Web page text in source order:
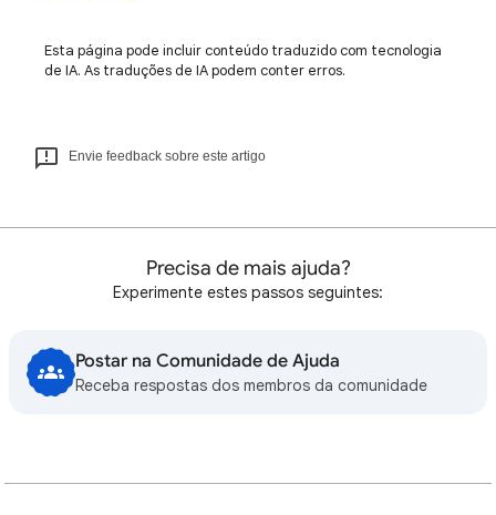
Esta página pode incluir conteúdo traduzido com tecnologia
de IA. As traduções de IA podem conter erros.
Envie feedback sobre este artigo
Precisa de mais ajuda?
Experimente estes passos seguintes:
Postar na Comunidade de Ajuda
Receba respostas dos membros da comunidade